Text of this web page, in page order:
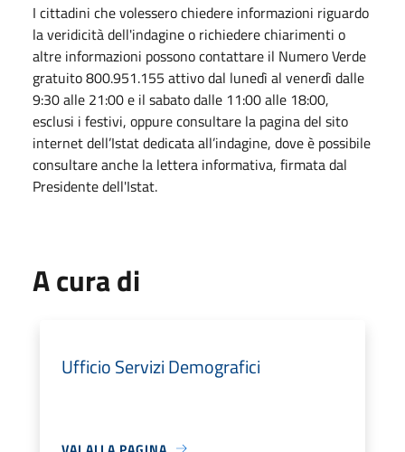
I cittadini che volessero chiedere informazioni riguardo
la veridicità dell'indagine o richiedere chiarimenti o
altre informazioni possono contattare il Numero Verde
gratuito 800.951.155 attivo dal lunedì al venerdì dalle
9:30 alle 21:00 e il sabato dalle 11:00 alle 18:00,
esclusi i festivi, oppure consultare la pagina del sito
internet dell’Istat dedicata all’indagine, dove è possibile
consultare anche la lettera informativa, firmata dal
Presidente dell'Istat.
A cura di
Ufficio Servizi Demografici